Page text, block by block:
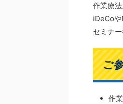
作業療
iDeCoや
セミナ
ご
作